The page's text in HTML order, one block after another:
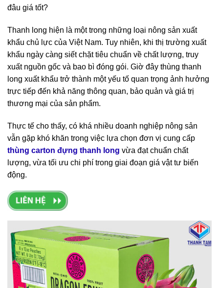
đâu giá tốt?
Thanh long hiện là một trong những loại nông sản xuất
khẩu chủ lực của Việt Nam. Tuy nhiên, khi thị trường xuất
khẩu ngày càng siết chặt tiêu chuẩn về chất lượng, truy
xuất nguồn gốc và bao bì đóng gói. Giờ đây thùng thanh
long xuất khẩu trở thành một yếu tố quan trọng ảnh hưởng
trực tiếp đến khả năng thông quan, bảo quản và giá trị
thương mại của sản phẩm.
Thực tế cho thấy, có khá nhiều doanh nghiệp nông sản
vẫn gặp khó khăn trong việc lựa chọn đơn vị cung cấp
thùng carton đựng thanh long vừa đạt chuẩn chất
lượng, vừa tối ưu chi phí trong giai đoạn giá vật tư biến
động.